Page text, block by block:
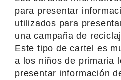
para presentar
utilizados para
una campaña de
Este tipo de cartel es
a los niños de primaria
presentar información